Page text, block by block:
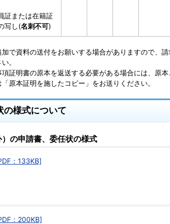
証または在籍証
写し(名刺不可)
で資料の送付をお願いする場合がありますので、 請
。
証明書の原本を返送する必要がある場合には、原
原本証明を施したコピー」をお送りください。
の様式について
の申請書、委任状の様式
：133KB]
：200KB]